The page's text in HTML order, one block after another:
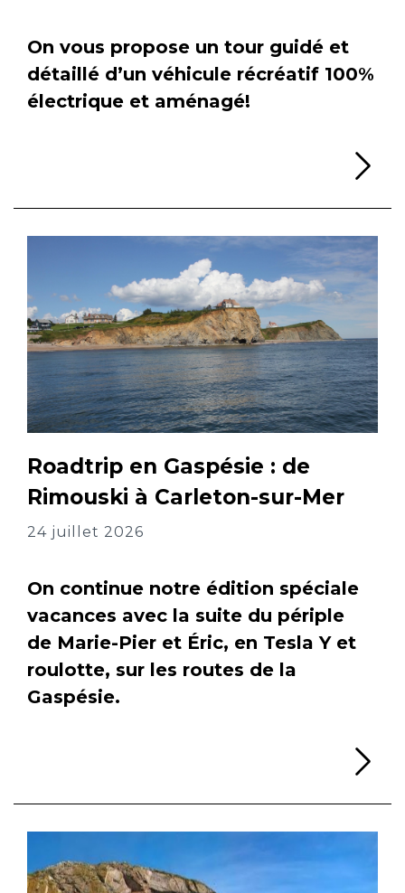
On vous propose un tour guidé et
détaillé d’un véhicule récréatif 100%
électrique et aménagé!
Roadtrip en Gaspésie : de
Rimouski à Carleton-sur-Mer
24 juillet 2026
On continue notre édition spéciale
vacances avec la suite du périple
de Marie-Pier et Éric, en Tesla Y et
roulotte, sur les routes de la
Gaspésie.